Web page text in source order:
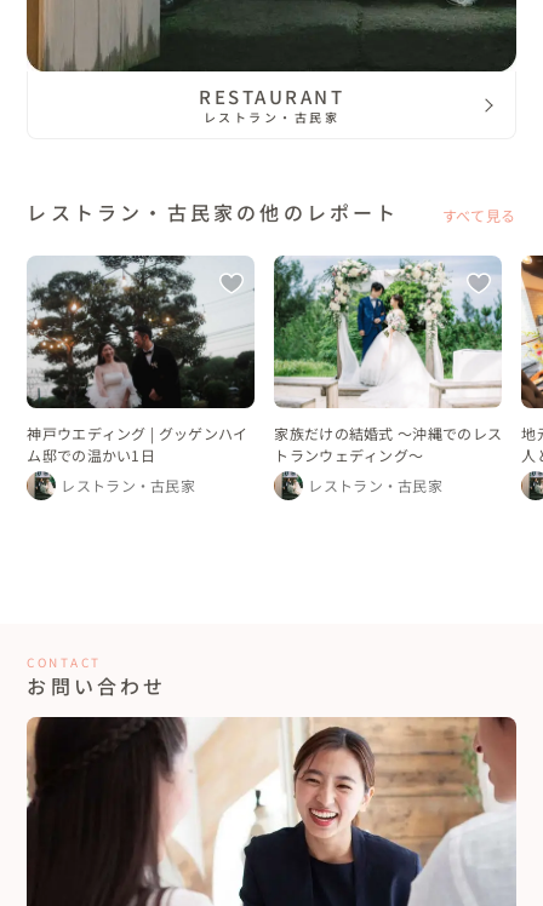
RESTAURANT
レストラン・古民家
レストラン・古民家の他のレポート すべて見る
神戸ウエディング | グッゲンハイ
ム邸での温かい1日
レストラン・古民家
家族だけの結婚式 〜沖縄でのレス
トランウェディング〜
レストラン・古民家
地
人
ン
CONTACT
お問い合わせ